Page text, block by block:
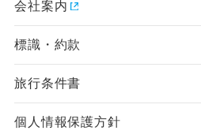
会社案内
標識・約款
旅行条件書
個人情報保護方針